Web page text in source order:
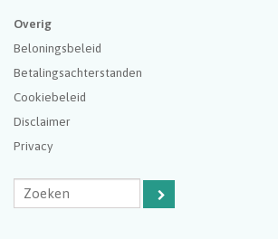
Overig
Beloningsbeleid
Betalingsachterstanden
Cookiebeleid
Disclaimer
Privacy